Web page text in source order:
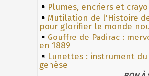
Plumes, encriers et
Mutilation de l'Histoire
pour glorifier le monde
Gouffre de Padirac :
en 1889
Lunettes : instrument du
genèse